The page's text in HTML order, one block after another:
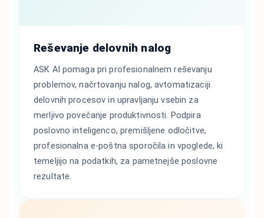
Reševanje delovnih nalog
ASK AI pomaga pri profesionalnem reševanju
problemov, načrtovanju nalog, avtomatizaciji
delovnih procesov in upravljanju vsebin za
merljivo povečanje produktivnosti. Podpira
poslovno inteligenco, premišljene odločitve,
profesionalna e-poštna sporočila in vpoglede, ki
temeljijo na podatkih, za pametnejše poslovne
rezultate.